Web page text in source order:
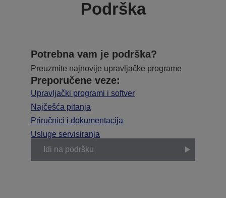
Podrška
Potrebna vam je podrška?
Preuzmite najnovije upravljačke programe
Preporučene veze:
Upravljački programi i softver
Najčešća pitanja
Priručnici i dokumentacija
Usluge servisiranja
Idi na podršku